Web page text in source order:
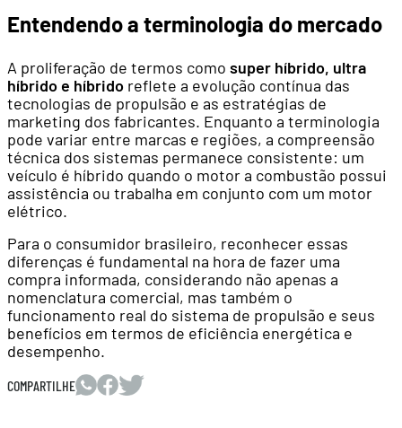
Entendendo a terminologia do mercado
A proliferação de termos como super híbrido, ultra
híbrido e híbrido reflete a evolução contínua das
tecnologias de propulsão e as estratégias de
marketing dos fabricantes. Enquanto a terminologia
pode variar entre marcas e regiões, a compreensão
técnica dos sistemas permanece consistente: um
veículo é híbrido quando o motor a combustão possui
assistência ou trabalha em conjunto com um motor
elétrico.
Para o consumidor brasileiro, reconhecer essas
diferenças é fundamental na hora de fazer uma
compra informada, considerando não apenas a
nomenclatura comercial, mas também o
funcionamento real do sistema de propulsão e seus
benefícios em termos de eficiência energética e
desempenho.
COMPARTILHE